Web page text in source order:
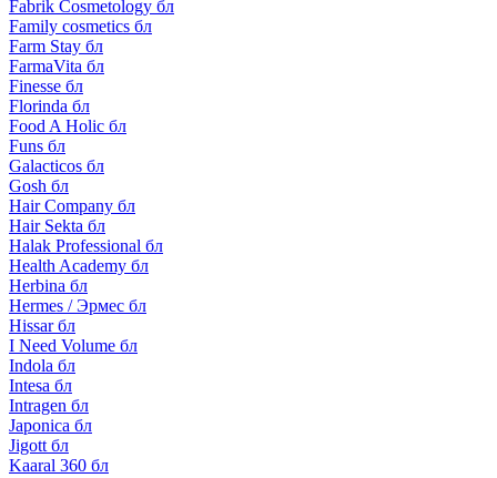
Fabrik Cosmetology бл
Family cosmetics бл
Farm Stay бл
FarmaVita бл
Finesse бл
Florinda бл
Food A Holic бл
Funs бл
Galacticos бл
Gosh бл
Hair Company бл
Hair Sekta бл
Halak Professional бл
Health Academy бл
Herbina бл
Hermes / Эрмес бл
Hissar бл
I Need Volume бл
Indola бл
Intesa бл
Intragen бл
Japonica бл
Jigott бл
Kaaral 360 бл